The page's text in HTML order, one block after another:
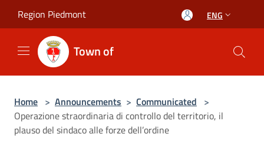
Region Piedmont ENG
Town of
Home > Announcements > Communicated >
Operazione straordinaria di controllo del territorio, il
plauso del sindaco alle forze dell’ordine